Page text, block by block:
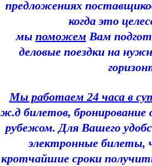
предложениях
когда это
мы поможем Вам
деловые поездки на
Мы работаем 24 часа в
ж.д билетов, бронирование
рубежом. Для Вашего
электронные билеты,
кротчайшие сроки